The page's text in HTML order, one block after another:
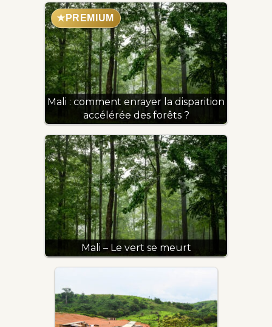
★PREMIUM
Mali : comment enrayer la disparition
accélérée des forêts ?
Mali – Le vert se meurt